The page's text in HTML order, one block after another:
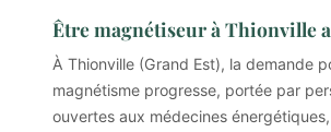
Être magnétiseur à Thionville
À Thionville (Grand Est), la demande
magnétisme progresse, portée par
ouvertes aux médecines